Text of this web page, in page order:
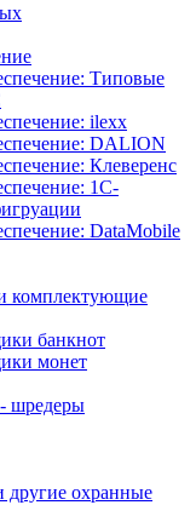
Типовые
ilexx
DALION
Клеверенс
1С-
DataMobile
комплектующие
банкнот
монет
шредеры
другие охранные